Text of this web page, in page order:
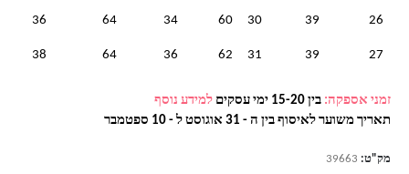
26
39
30
60
34
64
36
27
39
31
62
36
64
38
זמני אספקה: בין 15-20 ימי עסקים
למידע נוסף
תאריך משוער לאיסוף בין ה - 31 אוגוסט ל - 10 ספטמבר
מק"ט: 39663